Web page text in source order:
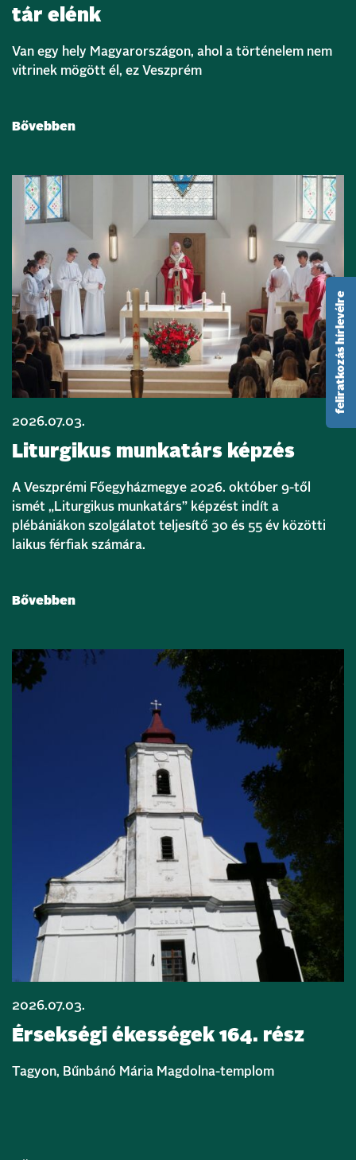
tár elénk
Van egy hely Magyarországon, ahol a történelem nem
vitrinek mögött él, ez Veszprém
Bővebben
2026.07.03.
Liturgikus munkatárs képzés
A Veszprémi Főegyházmegye 2026. október 9-től
ismét „Liturgikus munkatárs” képzést indít a
plébániákon szolgálatot teljesítő 30 és 55 év közötti
laikus férfiak számára.
Bővebben
2026.07.03.
Érsekségi ékességek 164. rész
Tagyon, Bűnbánó Mária Magdolna-templom
feliratkozás hírlevélre